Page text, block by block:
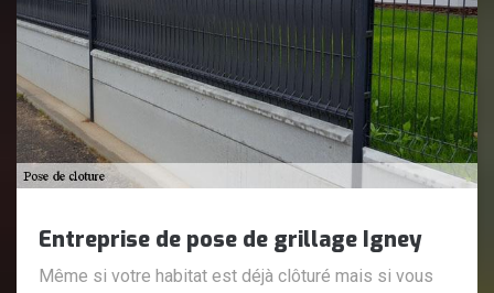
Entreprise de pose de grillage Igney
Même si votre habitat est déjà clôturé mais si vous